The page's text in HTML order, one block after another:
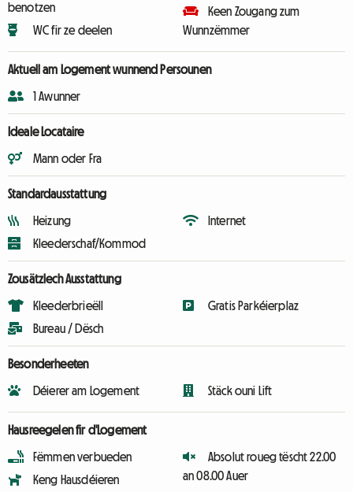
benotzen
WC fir ze deelen
Keen Zougang zum
Wunnzëmmer
Aktuell am Logement wunnend Persounen
1 Awunner
Ideale Locataire
Mann oder Fra
Standardausstattung
Heizung
Kleederschaf/Kommod
Internet
Zousätzlech Ausstattung
Kleederbrieëll
Bureau / Dësch
Gratis Parkéierplaz
Besonderheeten
Déierer am Logement Stäck ouni Lift
Hausreegelen fir d'Logement
Fëmmen verbueden
Keng Hausdéieren
Absolut roueg tëscht 22.00
an 08.00 Auer